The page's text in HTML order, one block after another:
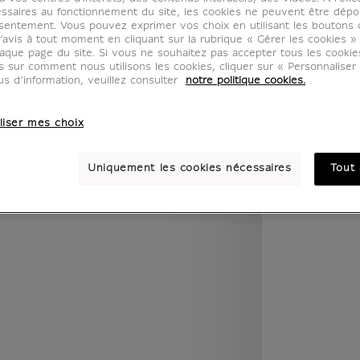
COULEUR
}} {{ dimensions.legend.unit }}
au fonctionnement du site, les cookies ne peuvent être
Vous pouvez exprimer vos choix en utilisant les boutons
à tout moment en cliquant sur la rubrique « Gérer les cookies
page du site. Si vous ne souhaitez pas accepter tous les
sur comment nous utilisons les cookies, cliquer sur « Personnaliser
d’information, veuillez consulter
notre politique cookies.
mes choix
Uniquement les cookies nécessaires